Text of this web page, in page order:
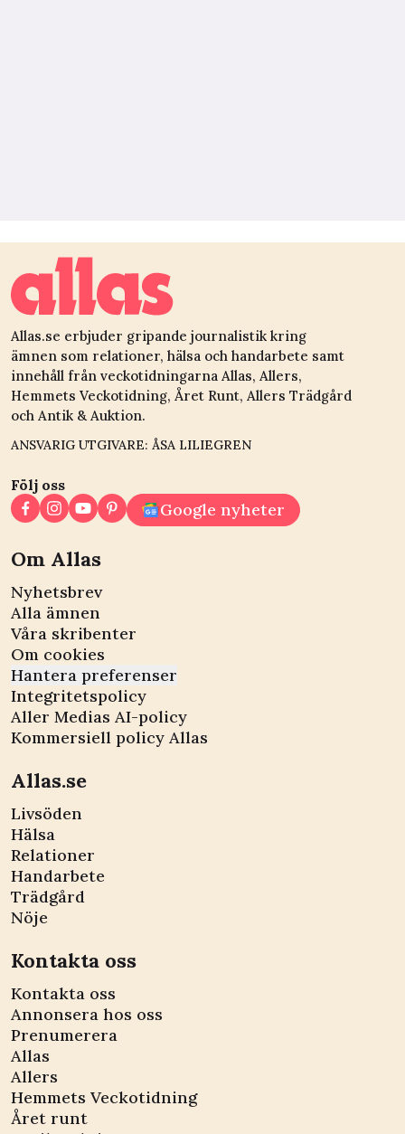
Allas.se erbjuder gripande journalistik kring
ämnen som relationer, hälsa och handarbete samt
innehåll från veckotidningarna Allas, Allers,
Hemmets Veckotidning, Året Runt, Allers Trädgård
och Antik & Auktion.
ANSVARIG UTGIVARE: ÅSA LILIEGREN
Följ oss
Google nyheter
Om Allas
Nyhetsbrev
Alla ämnen
Våra skribenter
Om cookies
Hantera preferenser
Integritetspolicy
Aller Medias AI-policy
Kommersiell policy Allas
Allas.se
Livsöden
Hälsa
Relationer
Handarbete
Trädgård
Nöje
Kontakta oss
Kontakta oss
Annonsera hos oss
Prenumerera
Allas
Allers
Hemmets Veckotidning
Året runt